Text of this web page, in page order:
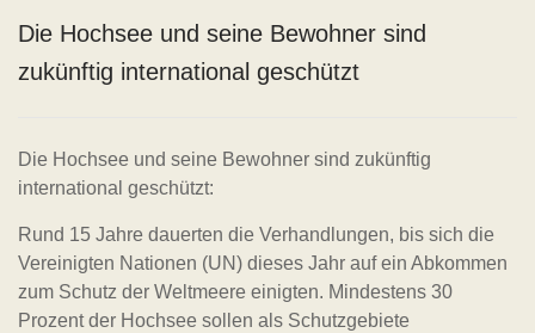
Die Hochsee und seine Bewohner sind
zukünftig international geschützt
Die Hochsee und seine Bewohner sind zukünftig
international geschützt:
Rund 15 Jahre dauerten die Verhandlungen, bis sich die
Vereinigten Nationen (UN) dieses Jahr auf ein Abkommen
zum Schutz der Weltmeere einigten. Mindestens 30
Prozent der Hochsee sollen als Schutzgebiete